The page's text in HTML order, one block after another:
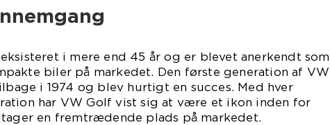
i mere end 45 år og er blevet anerkendt som
biler på markedet. Den første generation af VW
i 1974 og blev hurtigt en succes. Med hver
har VW Golf vist sig at være et ikon inden for
en fremtrædende plads på markedet.